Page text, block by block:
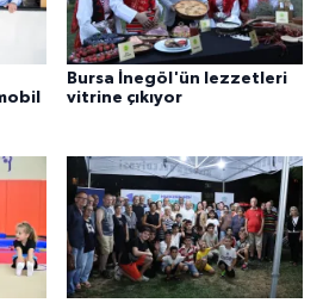
Bursa İnegöl'ün lezzetleri
vitrine çıkıyor